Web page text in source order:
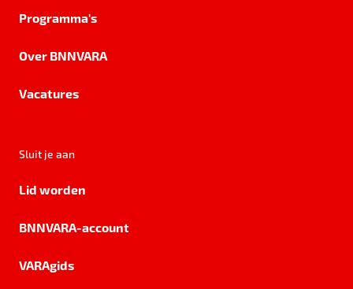
Programma's
Over BNNVARA
Vacatures
Sluit je aan
Lid worden
BNNVARA-account
VARAgids